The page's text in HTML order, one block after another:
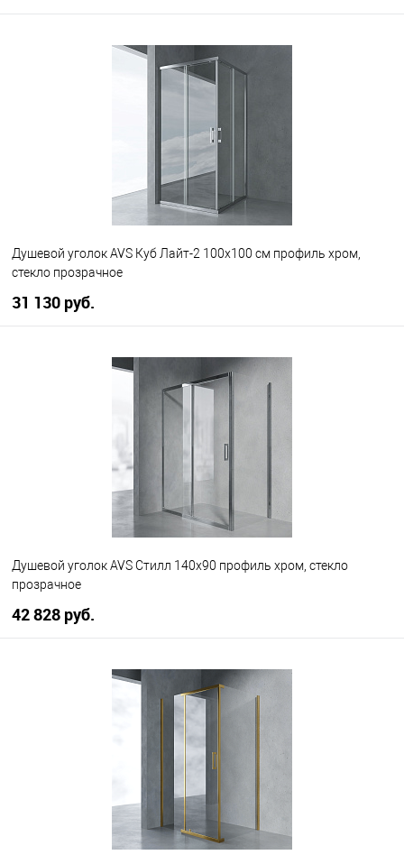
В корзину
В наличии
Душевой уголок AVS Куб Лайт-2 100x100 см профиль хром,
стекло прозрачное
31 130 руб.
В корзину
В наличии
Душевой уголок AVS Стилл 140x90 профиль хром, стекло
прозрачное
42 828 руб.
В корзину
В наличии